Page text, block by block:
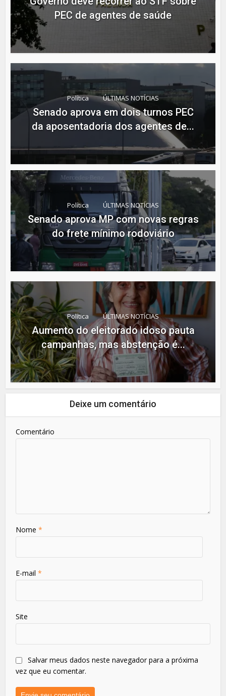
PEC de agentes de saúde
Política ÚLTIMAS NOTÍCIAS
Senado aprova em dois turnos PEC
da aposentadoria dos agentes de...
Política ÚLTIMAS NOTÍCIAS
Senado aprova MP com novas regras
do frete mínimo rodoviário
Política ÚLTIMAS NOTÍCIAS
Aumento do eleitorado idoso pauta
campanhas, mas abstenção é...
Deixe um comentário
Comentário
Nome*
E-mail*
Site
Salvar meus dados neste navegador para a próxima
vez que eu comentar.